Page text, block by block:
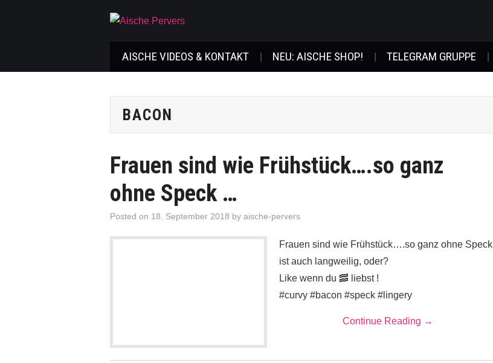
AISCHE VIDEOS & KONTAKT NEU: AISCHE SHOP! TELEGRAM GRUPPE
BACON
Frauen sind wie Frühstück….so ganz
ohne Speck …
Posted on 18. September 2018 by aische-pervers
Frauen sind wie Frühstück….so ganz ohne Speck
ist auch langweilig, oder?
Like wenn du 🥓 liebst !
#curvy #bacon #speck #lingery
Continue Reading →